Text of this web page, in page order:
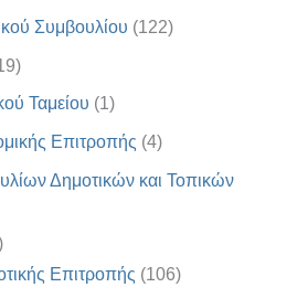
Συμβουλίου (122)
Ταμείου (1)
Επιτροπής (4)
Δημοτικών και Τοπικών
Επιτροπής (106)